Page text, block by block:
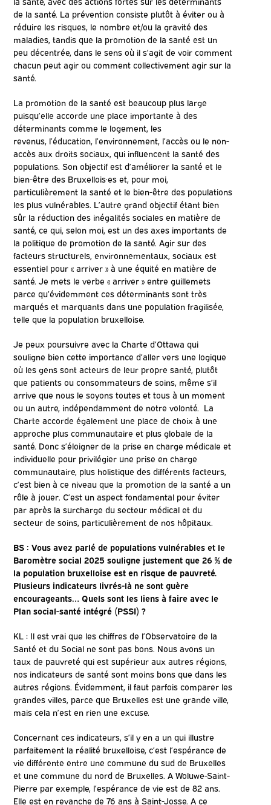
de la santé. La prévention consiste plutôt à éviter ou à
réduire les risques, le nombre et/ou la gravité des
maladies, tandis que la promotion de la santé est un
peu décentrée, dans le sens où il s’agit de voir comment
chacun peut agir ou comment collectivement agir sur la
santé.
La promotion de la santé est beaucoup plus large
puisqu’elle accorde une place importante à des
déterminants comme le logement, les
revenus, l’éducation, l’environnement, l’accès ou le non-
accès aux droits sociaux, qui influencent la santé des
populations. Son objectif est d’améliorer la santé et le
bien-être des Bruxellois·es et, pour moi,
particulièrement la santé et le bien-être des populations
les plus vulnérables. L’autre grand objectif étant bien
sûr la réduction des inégalités sociales en matière de
santé, ce qui, selon moi, est un des axes importants de
la politique de promotion de la santé. Agir sur des
facteurs structurels, environnementaux, sociaux est
essentiel pour « arriver » à une équité en matière de
santé. Je mets le verbe « arriver » entre guillemets
parce qu’évidemment ces déterminants sont très
marqués et marquants dans une population fragilisée,
telle que la population bruxelloise.
Je peux poursuivre avec la Charte d’Ottawa qui
souligne bien cette importance d’aller vers une logique
où les gens sont acteurs de leur propre santé, plutôt
que patients ou consommateurs de soins, même s’il
arrive que nous le soyons toutes et tous à un moment
ou un autre, indépendamment de notre volonté. La
Charte accorde également une place de choix à une
approche plus communautaire et plus globale de la
santé. Donc s’éloigner de la prise en charge médicale et
individuelle pour privilégier une prise en charge
communautaire, plus holistique des différents facteurs,
c’est bien à ce niveau que la promotion de la santé a un
rôle à jouer. C’est un aspect fondamental pour éviter
par après la surcharge du secteur médical et du
secteur de soins, particulièrement de nos hôpitaux.
BS : Vous avez parlé de populations vulnérables et le
Baromètre social 2025 souligne justement que 26 % de
la population bruxelloise est en risque de pauvreté.
Plusieurs indicateurs livrés-là ne sont guère
encourageants… Quels sont les liens à faire avec le
Plan social-santé intégré (PSSI) ?
KL : Il est vrai que les chiffres de l’Observatoire de la
Santé et du Social ne sont pas bons. Nous avons un
taux de pauvreté qui est supérieur aux autres régions,
nos indicateurs de santé sont moins bons que dans les
autres régions. Évidemment, il faut parfois comparer les
grandes villes, parce que Bruxelles est une grande ville,
mais cela n’est en rien une excuse.
Concernant ces indicateurs, s’il y en a un qui illustre
parfaitement la réalité bruxelloise, c’est l’espérance de
vie différente entre une commune du sud de Bruxelles
et une commune du nord de Bruxelles. A Woluwe-Saint-
Pierre par exemple, l’espérance de vie est de 82 ans.
Elle est en revanche de 76 ans à Saint-Josse. A ce